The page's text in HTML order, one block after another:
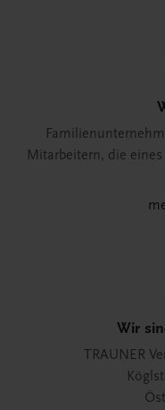
Mitarbeitern, die
Wir
TRAUNER